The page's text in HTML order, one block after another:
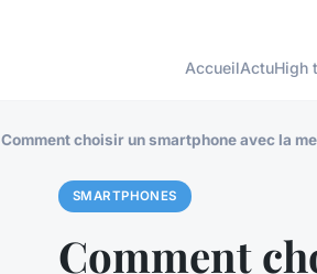
AccueilActuHigh
Comment choisir un smartphone avec la
SMARTPHONES
Comment